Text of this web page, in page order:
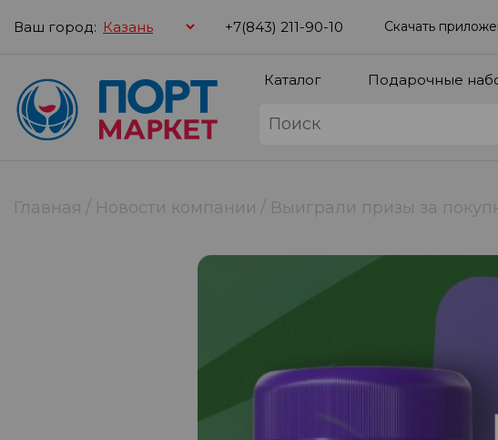
Ваш город: +7(843) 211-90-10 Скачать
Каталог Подарочные
Главная Новости компании Выиграли призы за